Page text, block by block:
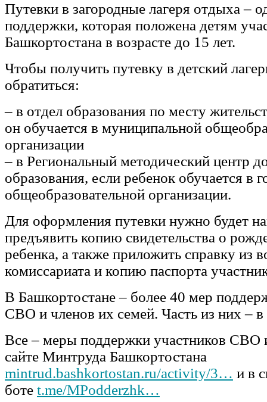
Путевки в загородные лагеря отдыха –
поддержки, которая положена детям
Башкортостана в возрасте до 15 лет.
Чтобы получить путевку в детский
обратиться:
– в отдел образования по месту
он обучается в муниципальной
организации
– в Региональный методический центр
образования, если ребенок обучается в
общеобразовательной организации.
Для оформления путевки нужно будет
предъявить копию свидетельства о
ребенка, а также приложить справку из
комиссариата и копию паспорта
В Башкортостане – более 40 мер
СВО и членов их семей. Часть из них –
Все – меры поддержки участников СВО
сайте Минтруда Башкортостана
mintrud.bashkortostan.ru/activity/3… и в
боте t.me/MPodderzhk…